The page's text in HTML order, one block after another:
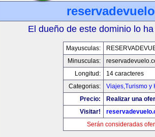
El dueño de este dominio lo
Mayusculas:
Minusculas:
Longitud:
14 caracteres
Categorias:
Viajes,Turismo y
Precio:
Realizar una
Visitar!
Serán consideradas